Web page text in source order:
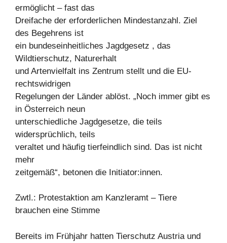
ermöglicht – fast das
Dreifache der erforderlichen Mindestanzahl. Ziel
des Begehrens ist
ein bundeseinheitliches Jagdgesetz , das
Wildtierschutz, Naturerhalt
und Artenvielfalt ins Zentrum stellt und die EU-
rechtswidrigen
Regelungen der Länder ablöst. „Noch immer gibt es
in Österreich neun
unterschiedliche Jagdgesetze, die teils
widersprüchlich, teils
veraltet und häufig tierfeindlich sind. Das ist nicht
mehr
zeitgemäß“, betonen die Initiator:innen.
Zwtl.: Protestaktion am Kanzleramt – Tiere
brauchen eine Stimme
Bereits im Frühjahr hatten Tierschutz Austria und